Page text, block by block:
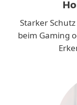
Starker
beim Gaming